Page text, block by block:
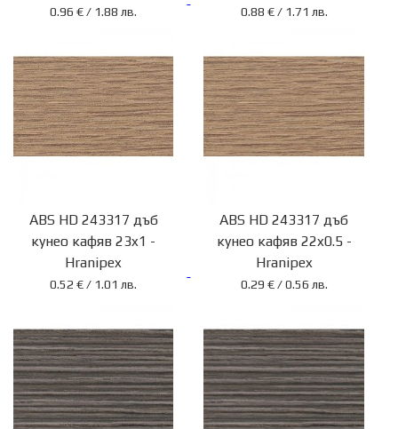
Стара
Загора:
+359
42
София:
11
01
Пазарджик:
+359
0.96 € / 1.88 лв. 0.88 € / 1.71 лв.
ABS HD 243317 дъб
кунео кафяв 23x1 -
Hranipex
0.52 € / 1.01 лв.
ABS HD 243317 дъб
кунео кафяв 22x0.5 -
Hranipex
0.29 € / 0.56 лв.